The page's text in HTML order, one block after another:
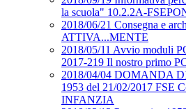
la scuola" 10.2.2A-
2018/06/21 Consegna e
ATTIVA...MENTE
2018/05/11 Avvio moduli
2017-219 Il nostro primo
2018/04/04 DOMANDA
1953 del 21/02/2017 FSE
INFANZIA